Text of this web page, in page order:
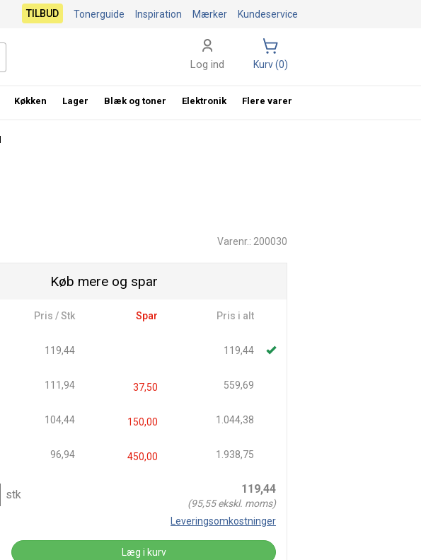
Varenr.: 200030
Køb mere og spar
Pris / Stk Spar Pris i alt
119,44 119,44
111,94 37,50 559,69
104,44 150,00 1.044,38
96,94 450,00 1.938,75
stk 119,44
(95,55ekskl. moms)
Leveringsomkostninger
Læg i kurv
Kundeservice
Mærker
Inspiration
Tonerguide
TILBUD
Log ind Kurv (0)
Køkken Lager Blæk og toner Elektronik Flere varer